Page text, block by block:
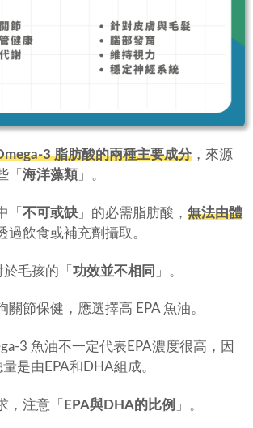
3 脂肪酸的兩種主要成分 ，來源
「 海洋藻類 」。
「 不可或缺 」的必需脂肪酸， 無法由體
過飲食或補充劑攝取。
於毛孩的「 功效並不相同 」。
關節保健，應選擇高 EPA 魚油。
3 魚油不一定代表EPA濃度很高，因
是由EPA和DHA組成。
，注意「 EPA與DHA的比例 」。